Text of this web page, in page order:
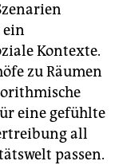
ein
Kontexte.
zu Räumen
eine gefühlte
all
passen.